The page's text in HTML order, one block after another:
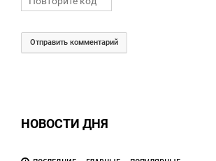
Отправить комментарий
НОВОСТИ ДНЯ